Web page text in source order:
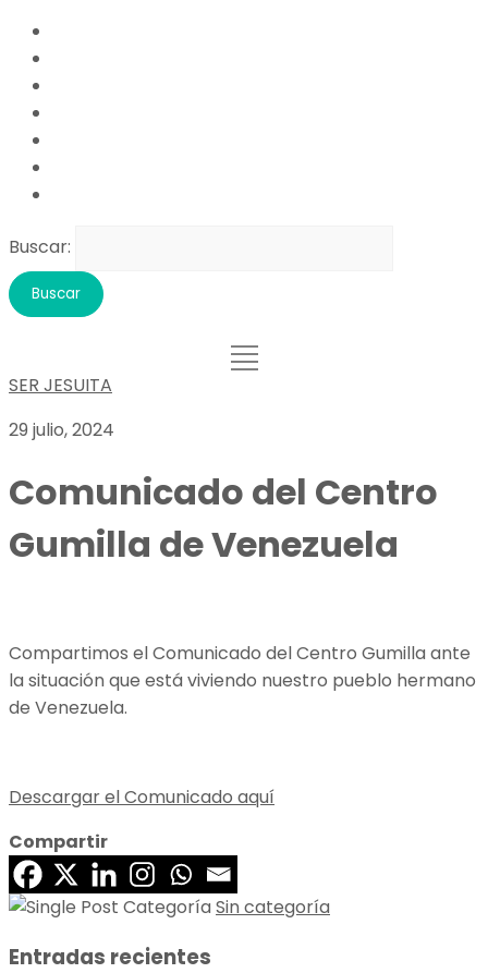
Buscar:
SER JESUITA
29 julio, 2024
Comunicado del Centro
Gumilla de Venezuela
Compartimos el Comunicado del Centro Gumilla ante
la situación que está viviendo nuestro pueblo hermano
de Venezuela.
Descargar el Comunicado aquí
Compartir
Sin categoría
Entradas recientes